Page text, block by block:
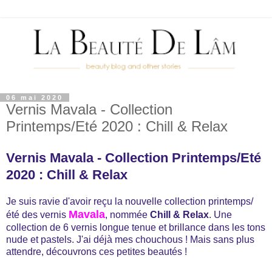
06 mai 2020
Vernis Mavala - Collection
Printemps/Eté 2020 : Chill & Relax
Vernis Mavala - Collection Printemps/Eté
2020 : Chill & Relax
Je suis ravie d'avoir reçu la nouvelle collection printemps/
été des vernis Mavala, nommée Chill & Relax. Une
collection de 6 vernis longue tenue et brillance dans les tons
nude et pastels. J'ai déjà mes chouchous ! Mais sans plus
attendre, découvrons ces petites beautés !